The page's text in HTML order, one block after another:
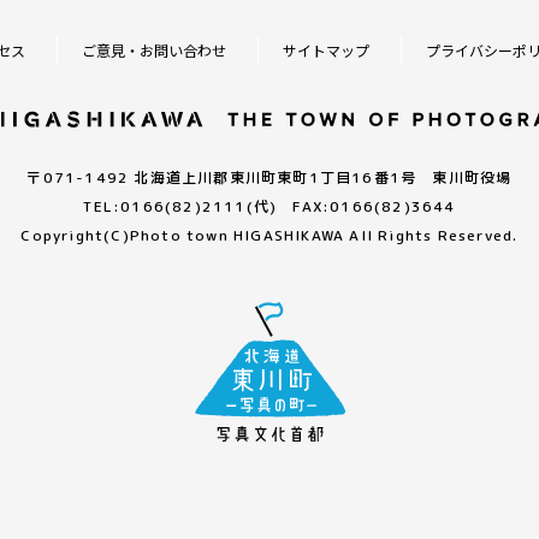
ス ご意見・お問い合わせ サイトマップ プライバシーポ
〒071-1492 北海道上川郡東川町東町1丁目16番1号 東川町役場
TEL:0166(82)2111(代) FAX:0166(82)3644
Copyright(C)Photo town HIGASHIKAWA All Rights Reserved.